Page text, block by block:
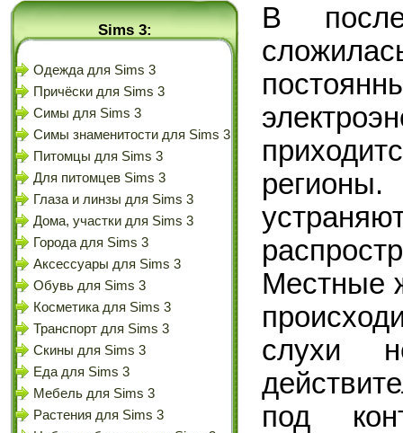
Sims 3:
Одежда для Sims 3
Причёски для Sims 3
Симы для Sims 3
Симы знаменитости для Sims 3
Питомцы для Sims 3
Для питомцев Sims 3
Глаза и линзы для Sims 3
Дома, участки для Sims 3
Города для Sims 3
Аксессуары для Sims 3
Обувь для Sims 3
Косметика для Sims 3
Транспорт для Sims 3
Скины для Sims 3
Еда для Sims 3
Мебель для Sims 3
Растения для Sims 3
В
Местные
слухи
под